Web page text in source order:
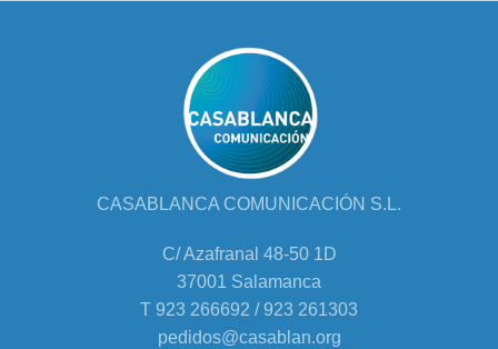
CASABLANCA COMUNICACIÓN S.L.
C/ Azafranal 48-50 1D
37001 Salamanca
T 923 266692 / 923 261303
pedidos@casablan.org